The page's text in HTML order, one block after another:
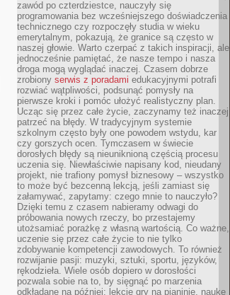
zawód po czterdziestce, nauczyły się
programowania bez wcześniejszego doświadczenia
technicznego czy rozpoczęły studia w wieku
emerytalnym, pokazują, że granice są często w
naszej głowie. Warto czerpać z takich inspiracji, ale
jednocześnie pamiętać, że nasze tempo i nasza
droga mogą wyglądać inaczej. Czasem dobrze
zrobiony serwis z poradami edukacyjnymi potrafi
rozwiać wątpliwości, podsunąć pomysły na
pierwsze kroki i pomóc ułożyć realistyczny plan.
Ucząc się przez całe życie, zaczynamy też inaczej
patrzeć na błędy. W tradycyjnym systemie
szkolnym często były one powodem wstydu, kar
czy gorszych ocen. Tymczasem w świecie
dorosłych błędy są nieuniknioną częścią procesu
uczenia się. Niewłaściwie napisany kod, nieudany
projekt, nie trafiony pomysł biznesowy – wszystko
to może być bezcenną lekcją, jeśli zamiast się
załamywać, zapytamy: czego mnie to nauczyło?
Dzięki temu z czasem nabieramy odwagi do
próbowania nowych rzeczy, bo przestajemy
utożsamiać porażkę z własną wartością. Co ważne,
uczenie się przez całe życie to nie tylko
zdobywanie kompetencji zawodowych. To również
rozwijanie pasji: muzyki, sztuki, sportu, języków,
rękodzieła. Wiele osób dopiero w dorosłości
pozwala sobie na to, by sięgnąć po marzenia
odkładane na później: lekcje gry na pianinie, naukę